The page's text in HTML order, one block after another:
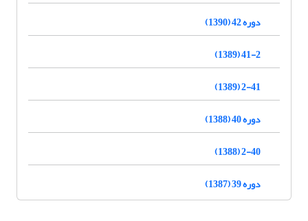
دوره 42 (1390)
41-2 (1389)
2-41 (1389)
دوره 40 (1388)
2-40 (1388)
دوره 39 (1387)